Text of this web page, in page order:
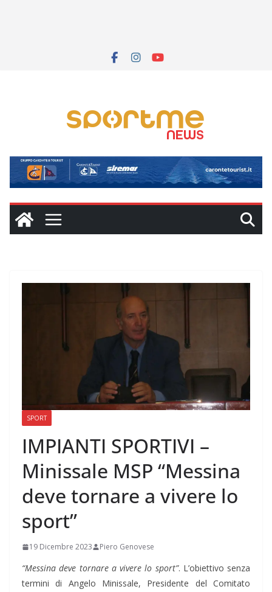
SPORT
IMPIANTI SPORTIVI –
Minissale MSP “Messina
deve tornare a vivere lo
sport”
19 Dicembre 2023 Piero Genovese
“Messina deve tornare a vivere lo sport”. L’obiettivo senza
termini di Angelo Minissale, Presidente del Comitato